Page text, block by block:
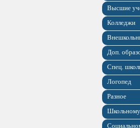
Высшие
Колледжи
Доп.
Спец.
Логопед
Разное